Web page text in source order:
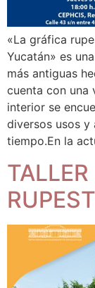
«La gráfica
Yucatán» es
más antiguas
cuenta con una
interior se
diversos usos y
tiempo.En la